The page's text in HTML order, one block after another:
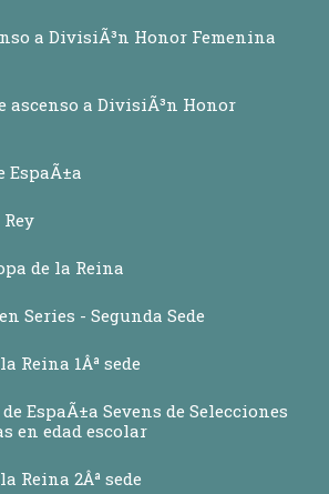
a DivisiÃ³n Honor Femenina
ascenso a DivisiÃ³n Honor
EspaÃ±a
de la Reina
Series - Segunda Sede
Reina 1Âª sede
EspaÃ±a Sevens de Selecciones
en edad escolar
Reina 2Âª sede